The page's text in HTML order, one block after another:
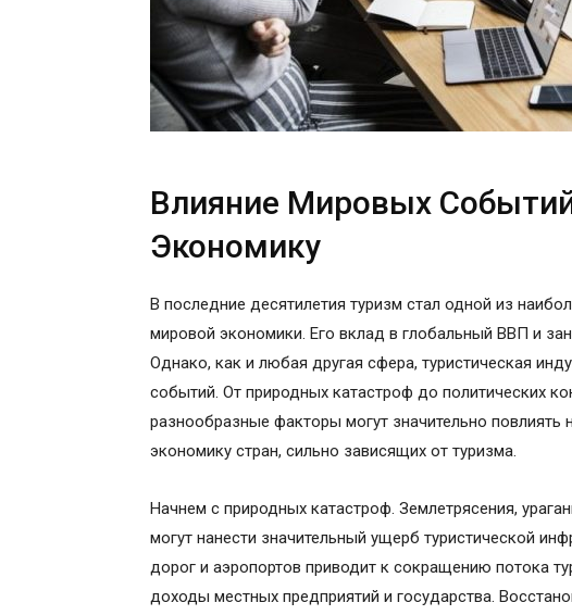
Влияние Мировых
Экономику
В последние десятилетия туризм стал одной из
мировой экономики. Его вклад в глобальный ВВП и
Однако, как и любая другая сфера, туристическая
событий. От природных катастроф до политических
разнообразные факторы могут значительно повлиять
экономику стран, сильно зависящих от туризма.
Начнем с природных катастроф. Землетрясения,
могут нанести значительный ущерб туристической
дорог и аэропортов приводит к сокращению потока
доходы местных предприятий и государства.